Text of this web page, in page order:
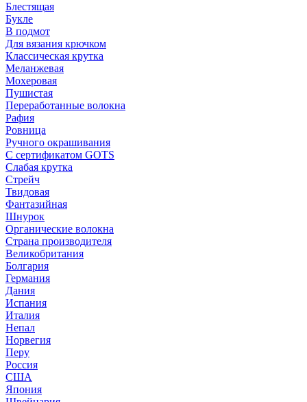
Блестящая
Букле
В подмот
Для вязания крючком
Классическая крутка
Меланжевая
Мохеровая
Пушистая
Переработанные волокна
Рафия
Ровница
Ручного окрашивания
С сертификатом GOTS
Слабая крутка
Стрейч
Твидовая
Фантазийная
Шнурок
Органические волокна
Страна производителя
Великобритания
Болгария
Германия
Дания
Испания
Италия
Непал
Норвегия
Перу
Россия
США
Япония